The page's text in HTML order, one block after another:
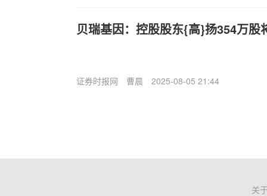
贝瑞基因：控股股东{高}扬354万股
证券时报网 曹晨 2025-08-05 21:44
关